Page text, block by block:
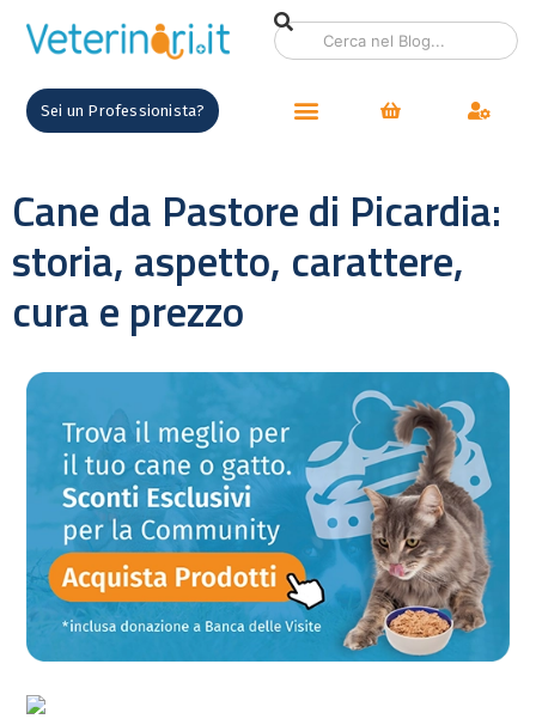
Sei un Professionista?
Cane da Pastore di Picardia:
storia, aspetto, carattere,
cura e prezzo